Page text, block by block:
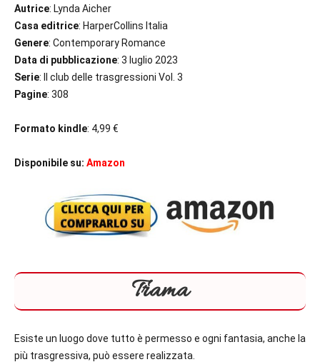
Autrice: Lynda Aicher
Casa editrice: HarperCollins Italia
Genere: Contemporary Romance
Data di pubblicazione: 3 luglio 2023
Serie: Il club delle trasgressioni Vol. 3
Pagine: 308
Formato kindle: 4,99 €
Disponibile su: Amazon
Trama
Esiste un luogo dove tutto è permesso e ogni fantasia, anche la
più trasgressiva, può essere realizzata.